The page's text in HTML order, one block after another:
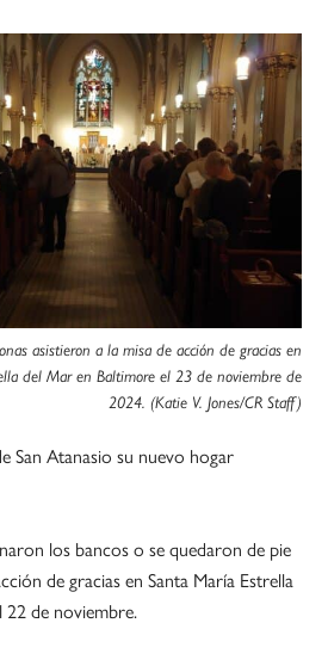
asistieron a la misa de acción de gracias en
del Mar en Baltimore el 23 de noviembre de
2024. (Katie V. Jones/CR Staff)
San Atanasio su nuevo hogar
los bancos o se quedaron de pie
de gracias en Santa María Estrella
22 de noviembre.